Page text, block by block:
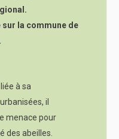
sur la commune de
à sa
il
menace pour
des abeilles.